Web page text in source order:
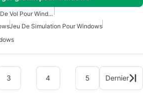
Jeux De Simulateur De Vol Pour Windows
Jeu De Simulation Pour Windows
3 4 5 Dernier